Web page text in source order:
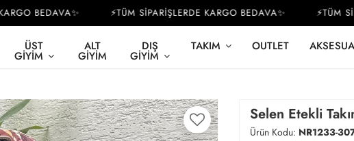
BEDAVA✨ ⚡TÜM SİPARİŞLERDE KARGO BEDAVA✨ ⚡TÜM
ÜST
GIYIM
ALT
GIYIM
DIŞ
GIYIM
TAKIM OUTLET
Selen Etekli
Ürün Kodu: NR1233-